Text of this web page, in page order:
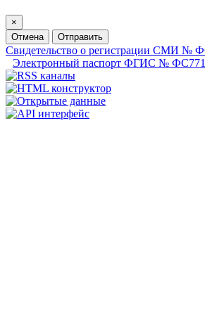
×
Отмена
Отправить
Свидетельство о регистрации СМИ №
Электронный паспорт ФГИС №